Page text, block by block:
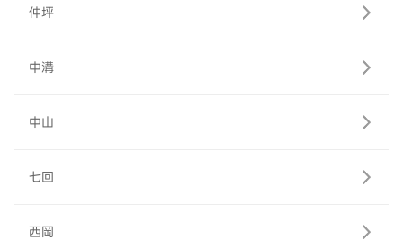
仲坪
中溝
中山
七回
西岡